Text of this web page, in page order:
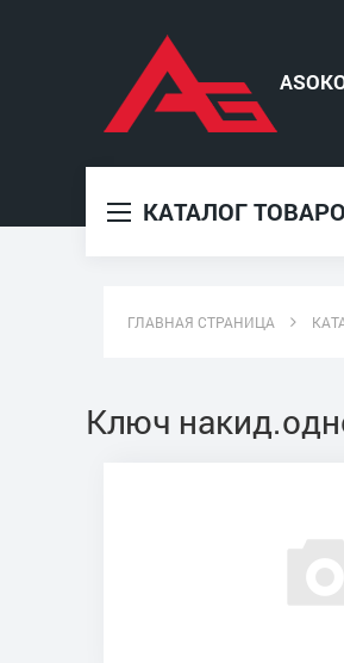
КАТАЛОГ
ГЛАВНАЯ СТРАНИЦА
Ключ